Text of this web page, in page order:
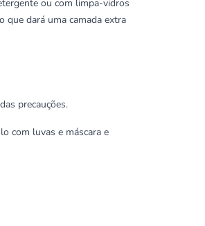
ou com limpa-vidros
que dará uma camada extra
precauções.
com luvas e máscara e